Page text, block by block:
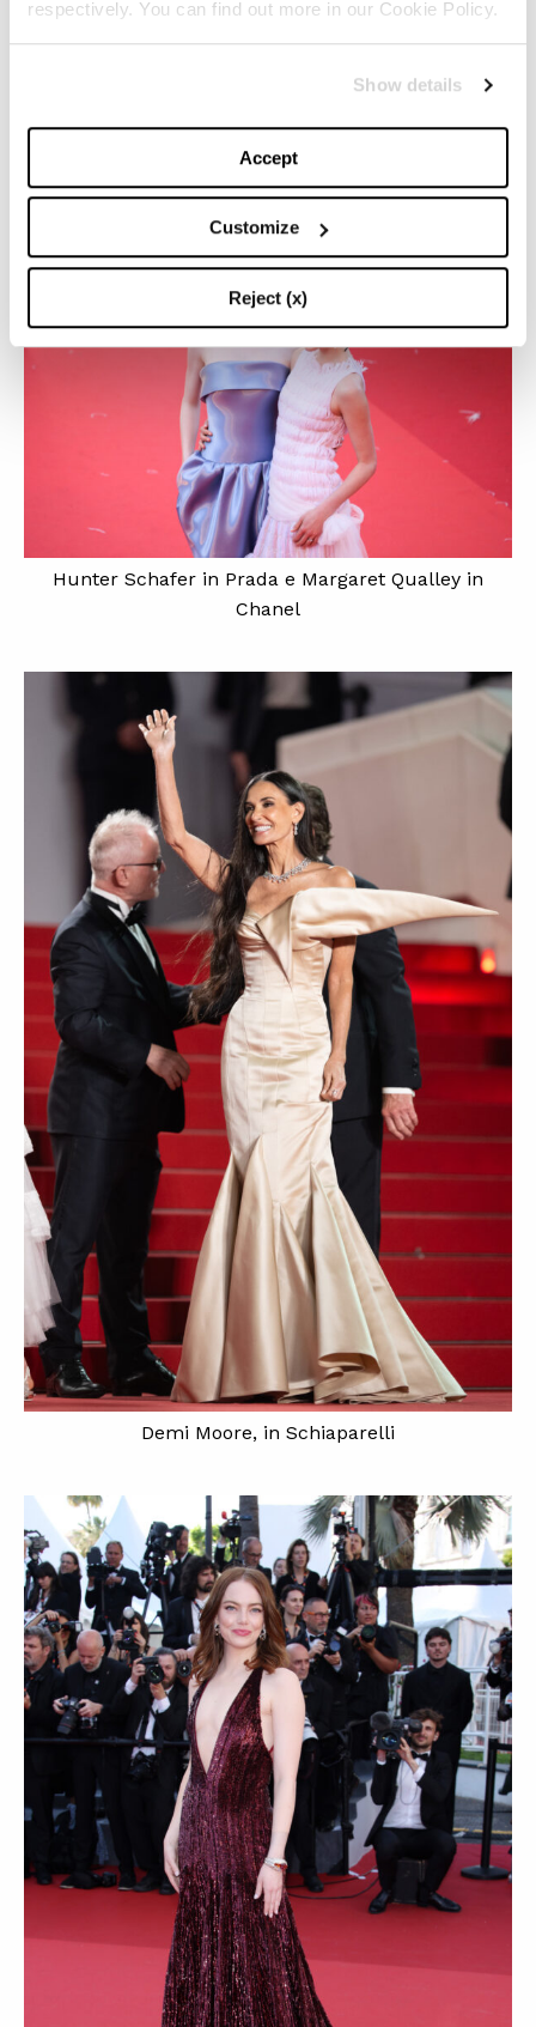
respectively. You can find out more in our Cookie Policy.
Show details
Accept
Customize
Reject (x)
Uma Thurman, in Burberry
Hunter Schafer in Prada e Margaret Qualley in
Chanel
Demi Moore, in Schiaparelli